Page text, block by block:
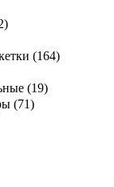
(164)
(19)
(71)